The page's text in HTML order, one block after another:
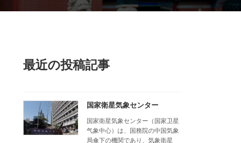
最近の投稿記事
国家衛星気象センター
国家衛星気象センター（国家卫星
气象中心）は、国務院の中国気象
局傘下の機関であり、気象衛星